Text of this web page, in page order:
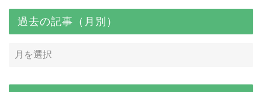
過去の記事（月別）